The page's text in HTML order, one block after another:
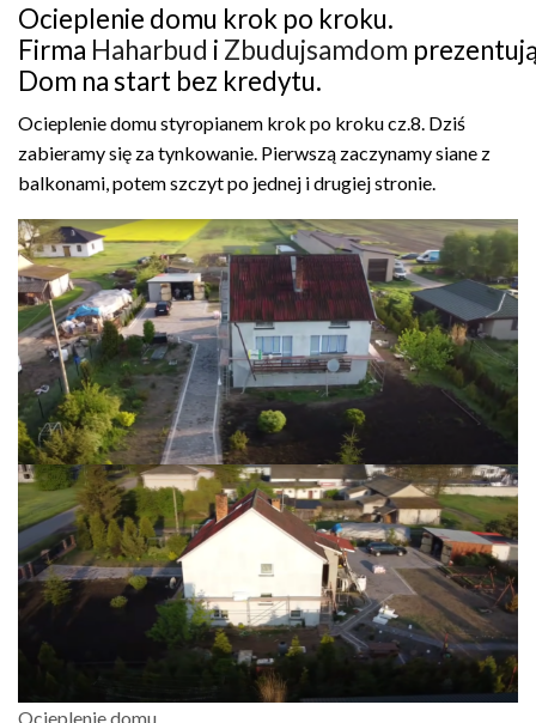
Ocieplenie domu krok po kroku.
Firma Haharbud i Zbudujsamdom
Dom na start bez kredytu.
Ocieplenie domu styropianem krok po kroku cz.8. Dziś
zabieramy się za tynkowanie. Pierwszą zaczynamy siane z
balkonami, potem szczyt po jednej i drugiej stronie.
Ocieplenie domu